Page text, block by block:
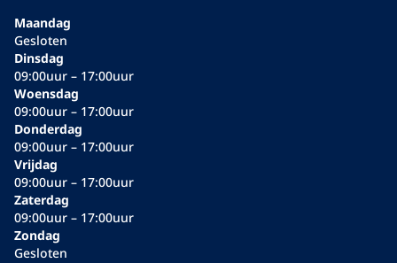
Maandag
Gesloten
Dinsdag
09:00uur – 17:00uur
Woensdag
09:00uur – 17:00uur
Donderdag
09:00uur – 17:00uur
Vrijdag
09:00uur – 17:00uur
Zaterdag
09:00uur – 17:00uur
Zondag
Gesloten